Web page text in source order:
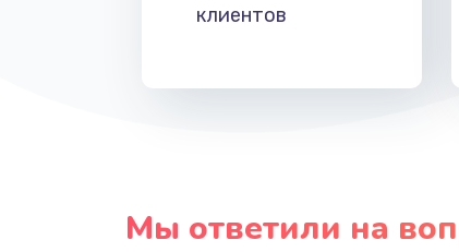
клиентов
Мы ответили на